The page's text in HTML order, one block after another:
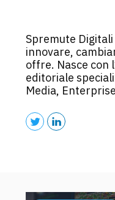
Spremute
innovare,
offre. Nasce con
editoriale
Media,